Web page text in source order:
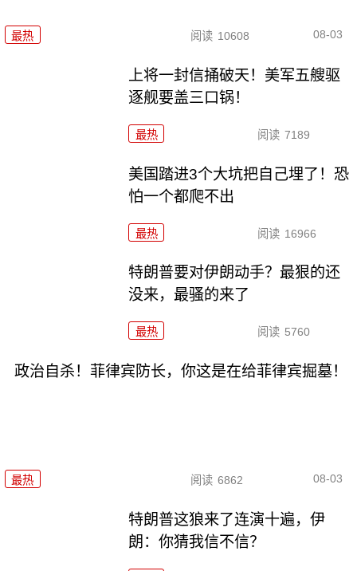
最热 阅读 10608 08-03
上将一封信捅破天！美军五艘驱
逐舰要盖三口锅！
最热 阅读 7189
美国踏进3个大坑把自己埋了！恐
怕一个都爬不出
最热 阅读 16966
特朗普要对伊朗动手？最狠的还
没来，最骚的来了
最热 阅读 5760
政治自杀！菲律宾防长，你这是在给菲律宾掘墓！
最热 阅读 6862 08-03
特朗普这狼来了连演十遍，伊
朗：你猜我信不信？